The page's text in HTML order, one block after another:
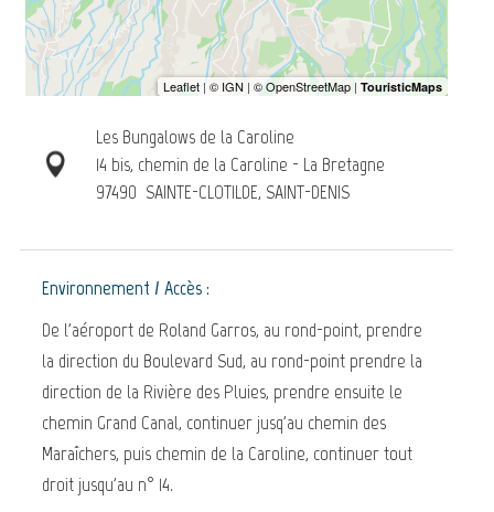
Les Bungalows de la Caroline
14 bis, chemin de la Caroline - La Bretagne
97490 SAINTE-CLOTILDE, SAINT-DENIS
Environnement / Accès :
De l'aéroport de Roland Garros, au rond-point, prendre
la direction du Boulevard Sud, au rond-point prendre la
direction de la Rivière des Pluies, prendre ensuite le
chemin Grand Canal, continuer jusq'au chemin des
Maraîchers, puis chemin de la Caroline, continuer tout
droit jusqu'au n° 14.